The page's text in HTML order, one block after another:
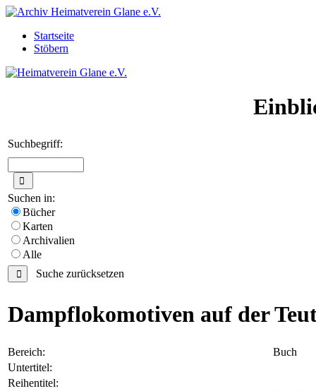
Startseite
Stöbern
Suchbegriff:
Suchen in:
Bücher
Karten
Archivalien
Alle
Suche zurücksetzen
Dampflokomotiven auf der
Bereich:
Buch
Untertitel:
Reihentitel: